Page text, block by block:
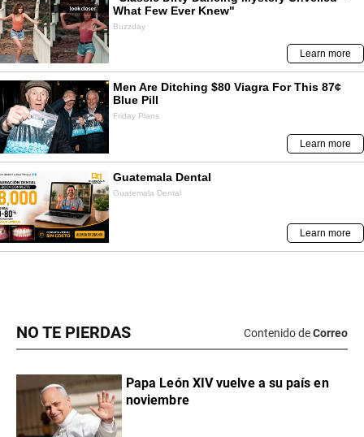
NO TE PIERDAS Contenido deCorreo
Papa León XIV vuelve a su país en
noviembre